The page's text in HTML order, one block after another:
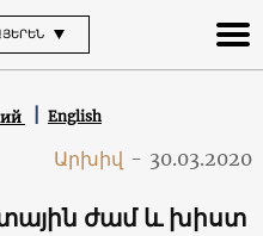
English
Արխիվ - 30.03.2020
ժամ և խիստ